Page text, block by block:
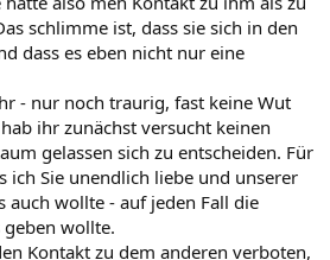
schlimme ist, dass sie sich in den
dass es eben nicht nur eine
- nur noch traurig, fast keine Wut
ihr zunächst versucht keinen
gelassen sich zu entscheiden. Für
ich Sie unendlich liebe und unserer
auch wollte - auf jeden Fall die
geben wollte.
Kontakt zu dem anderen verboten,